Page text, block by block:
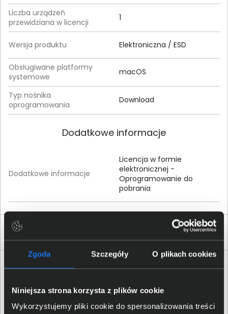
Zgoda Szczegóły O plikach cookies
Niniejsza strona korzysta z plików cookie
Wykorzystujemy pliki cookie do spersonalizowania treści
Liczba urządzeń
przewidziana w licencji
1
Wersja produktu Elektroniczna / ESD
Obsługiwane platformy
systemowe
macOS
Typ nośnika
oprogramowania
Download
Dodatkowe informacje
Dodatkowe informacje
Licencja w formie
elektronicznej -
Oprogramowanie do
pobrania
Produkty podobne